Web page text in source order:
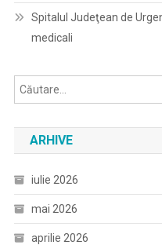
Spitalul Judeţean de
medicali
ARHIVE
iulie 2026
mai 2026
aprilie 2026